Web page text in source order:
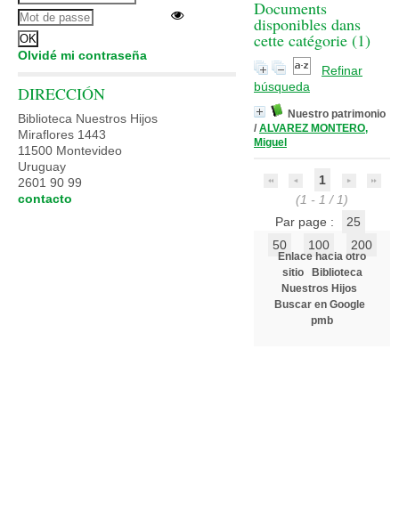
Documents
disponibles dans
cette catégorie (1)
Refinar
búsqueda
Nuestro patrimonio
/ ALVAREZ MONTERO,
Miguel
1
(1 - 1 / 1)
Par page :
25
50
100 200
Enlace hacia otro
sitio
Biblioteca
Nuestros Hijos
Buscar en Google
pmb
Olvidé mi contraseña
DIRECCIÓN
Biblioteca Nuestros Hijos
Miraflores 1443
11500 Montevideo
Uruguay
2601 90 99
contacto